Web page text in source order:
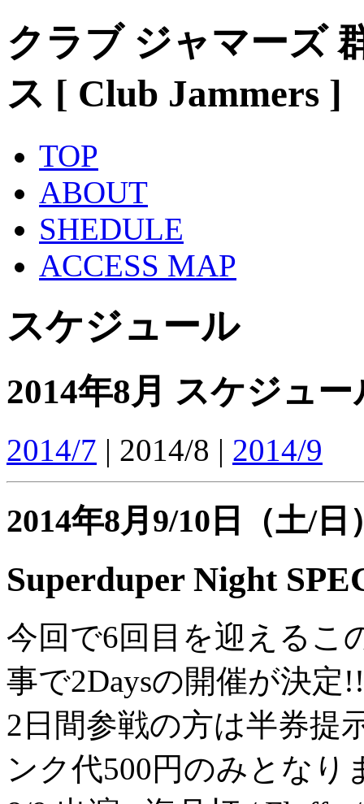
クラブ ジャマーズ
ス [ Club Jammers ]
TOP
ABOUT
SHEDULE
ACCESS MAP
スケジュール
2014年8月 スケジュー
2014/7 | 2014/8 | 2014/9
2014年8月9/10日（土/日
Superduper Night
今回で6回目を迎えるこ
事で2Daysの開催が決定!!
2日間参戦の方は半券提
ンク代500円のみとなり